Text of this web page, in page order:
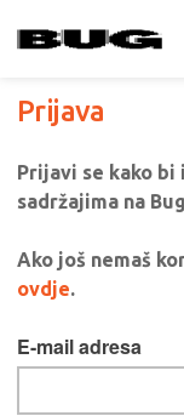
Prijava
Prijavi se kako
sadržajima na
Ako još nemaš
ovdje.
E-mail adresa